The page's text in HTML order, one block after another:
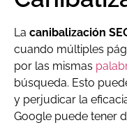
La canibalización
cuando múltiples
por las mismas
búsqueda. Esto
y perjudicar la
Google puede tener